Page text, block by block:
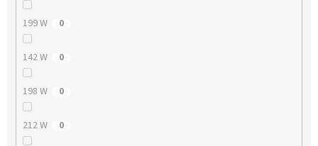
199 W 0
142 W 0
198 W 0
212 W 0